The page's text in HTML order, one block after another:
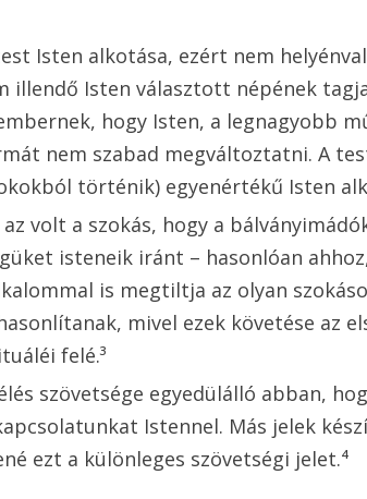
Isten alkotása, ezért nem
illendő Isten választott népének
hogy Isten, a legnagyobb
nem szabad megváltoztatni. A
történik) egyenértékű Isten
volt a szokás, hogy a
isteneik iránt – hasonlóan
is megtiltja az olyan
mivel ezek követése az
felé.³
szövetsége egyedülálló abban,
Istennel. Más jelek
ezt a különleges szövetségi jelet.⁴